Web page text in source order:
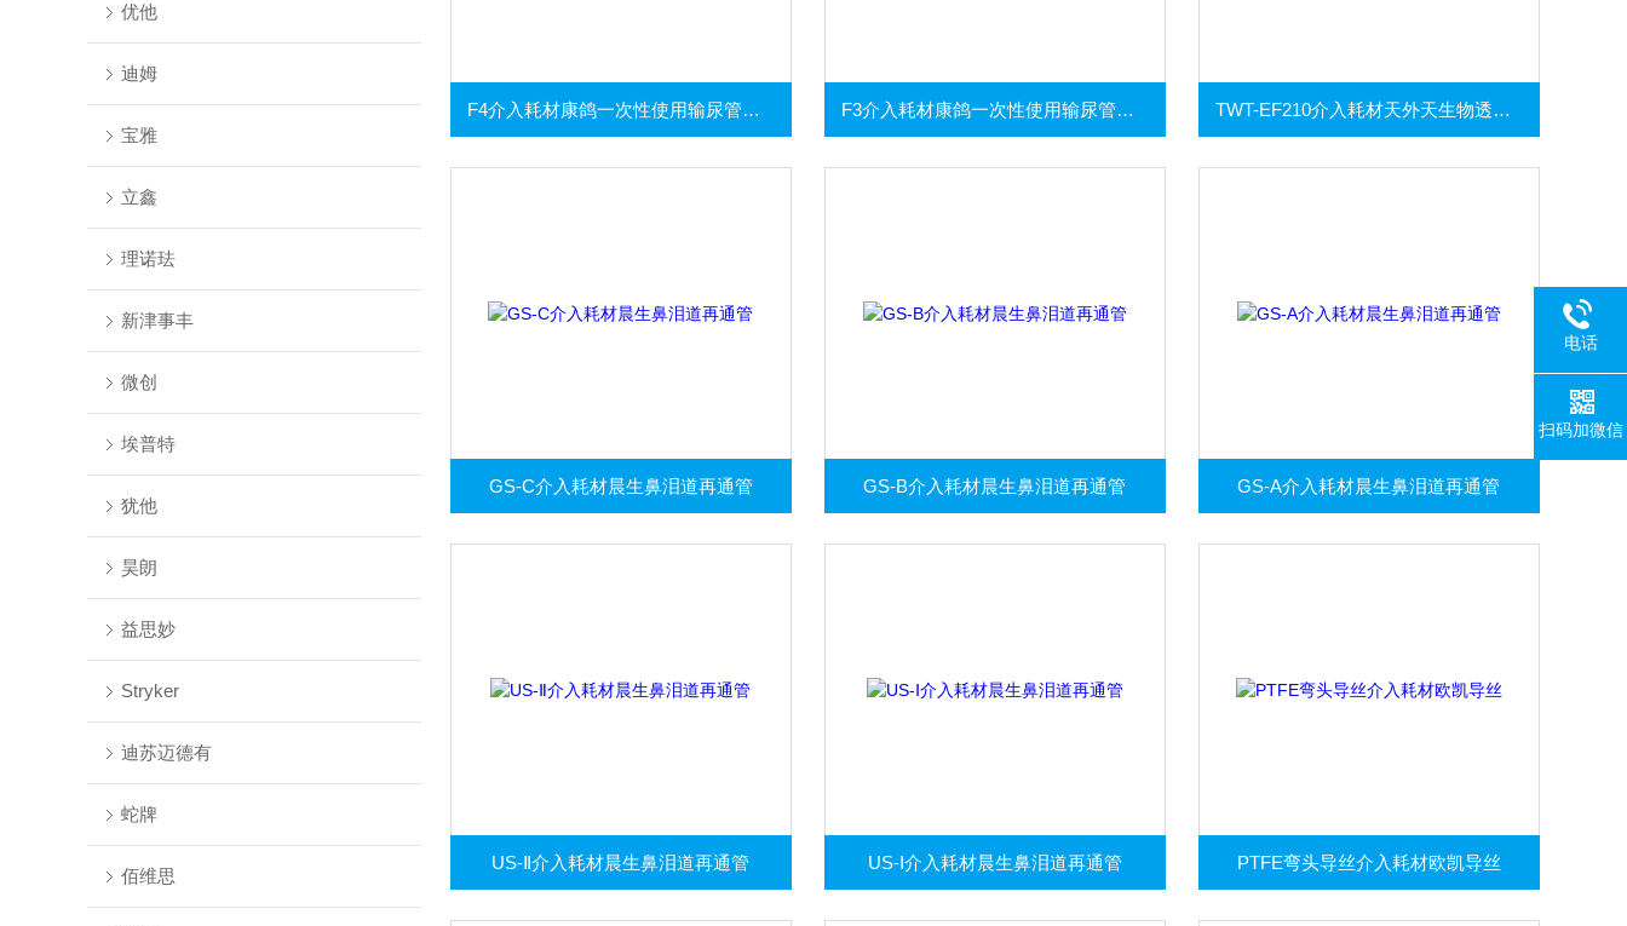
优他
迪姆
宝雅
立鑫
理诺珐
新津事丰
微创
埃普特
犹他
昊朗
益思妙
Stryker
迪苏迈德有
蛇牌
佰维思
F4介入耗材康鸽一次性使用输尿管导管 F3介入耗材康鸽一次性使用输尿管导管 TWT-EF210介入耗材天外天生物透析液过滤器
GS-C介入耗材晨生鼻泪道再通管 GS-B介入耗材晨生鼻泪道再通管 GS-A介入耗材晨生鼻泪道再通管
US-Ⅱ介入耗材晨生鼻泪道再通管 US-Ⅰ介入耗材晨生鼻泪道再通管 PTFE弯头导丝介入耗材欧凯导丝
电话
扫码加微信